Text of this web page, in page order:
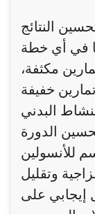
النتائج
في أي خطة
مكثفة،
خفيفة
البدني
الدورة
وتقليل
إيجابي على